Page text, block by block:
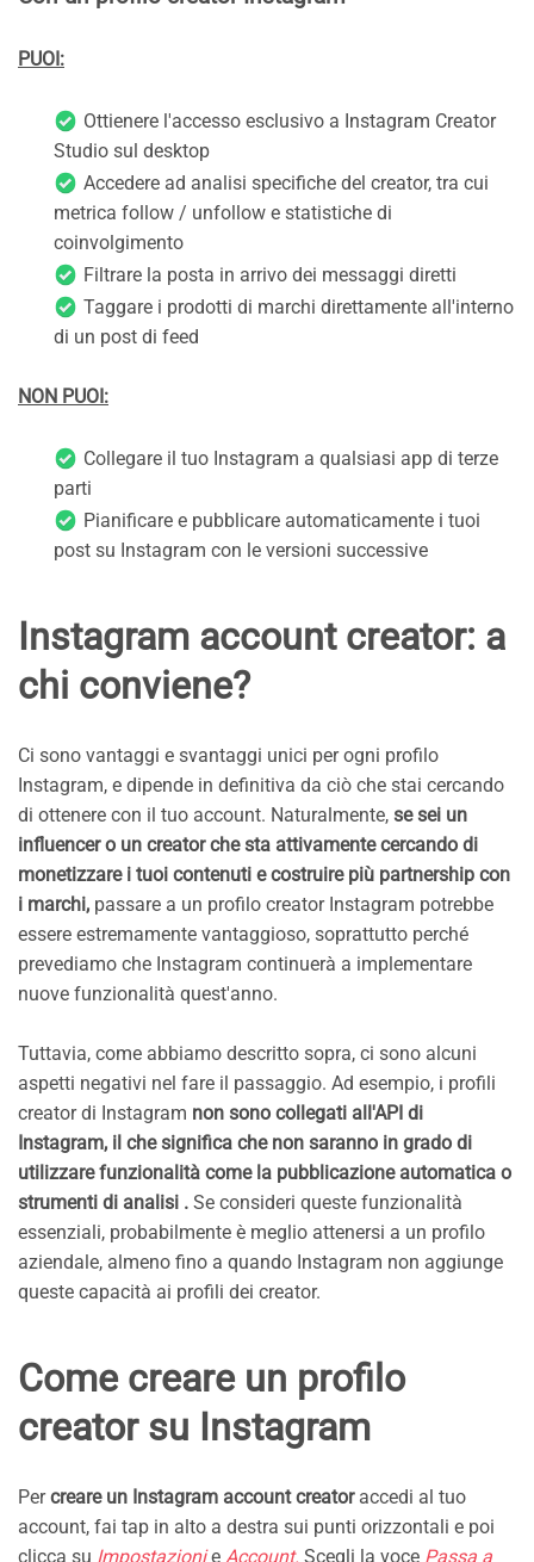
PUOI:
Ottienere l'accesso esclusivo a Instagram Creator
Studio sul desktop
Accedere ad analisi specifiche del creator, tra cui
metrica follow / unfollow e statistiche di
coinvolgimento
Filtrare la posta in arrivo dei messaggi diretti
Taggare i prodotti di marchi direttamente all'interno
di un post di feed
NON PUOI:
Collegare il tuo Instagram a qualsiasi app di terze
parti
Pianificare e pubblicare automaticamente i tuoi
post su Instagram con le versioni successive
Instagram account creator: a
chi conviene?
Ci sono vantaggi e svantaggi unici per ogni profilo
Instagram, e dipende in definitiva da ciò che stai cercando
di ottenere con il tuo account. Naturalmente, se sei un
influencer o un creator che sta attivamente cercando di
monetizzare i tuoi contenuti e costruire più partnership con
i marchi, passare a un profilo creator Instagram potrebbe
essere estremamente vantaggioso, soprattutto perché
prevediamo che Instagram continuerà a implementare
nuove funzionalità quest'anno.
Tuttavia, come abbiamo descritto sopra, ci sono alcuni
aspetti negativi nel fare il passaggio. Ad esempio, i profili
creator di Instagram non sono collegati all'API di
Instagram, il che significa che non saranno in grado di
utilizzare funzionalità come la pubblicazione automatica o
strumenti di analisi . Se consideri queste funzionalità
essenziali, probabilmente è meglio attenersi a un profilo
aziendale, almeno fino a quando Instagram non aggiunge
queste capacità ai profili dei creator.
Come creare un profilo
creator su Instagram
Percreare un Instagram account creatoraccedi al tuo
account, fai tap in alto a destra sui punti orizzontali e poi
clicca su Impostazionie Account. Scegli la voce Passa a